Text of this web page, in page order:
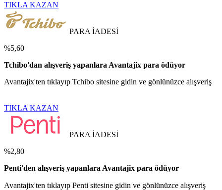
TIKLA KAZAN
PARA İADESİ
%5,60
Tchibo'dan alışveriş yapanlara Avantajix para ödüyor
Avantajix'ten tıklayıp Tchibo sitesine gidin ve gönlünüzce alışveriş
TIKLA KAZAN
PARA İADESİ
%2,80
Penti'den alışveriş yapanlara Avantajix para ödüyor
Avantajix'ten tıklayıp Penti sitesine gidin ve gönlünüzce alışveriş